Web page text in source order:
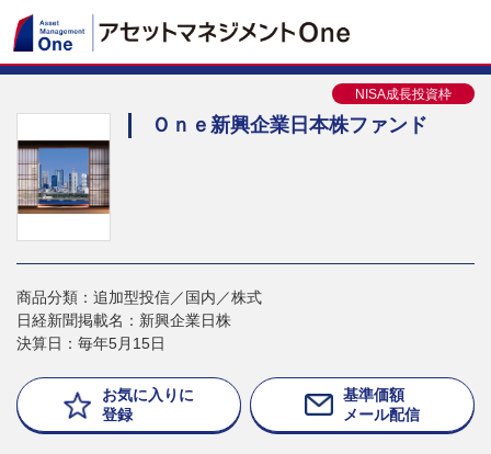
NISA成長投資枠
Ｏｎｅ新興企業日本株ファンド
商品分類：追加型投信／国内／株式
日経新聞掲載名：新興企業日株
決算日：毎年5月15日
お気に入りに
登録
基準価額
メール配信